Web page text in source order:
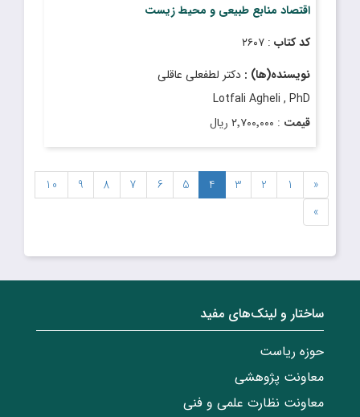
اقتصاد منابع طبیعی و محیط زیست
کد کتاب : ۲۶۰۷
نویسنده(ها) : دکتر لطفعلی عاقلی
Lotfali Agheli , PhD
قیمت : ۲٬۷۰۰٬۰۰۰ ریال
«
1
2
3
4
5
6
7
8
9
10
»
ساختار‌‌ و‌‌ لینک‌های مفید
حوزه ریاست
معاونت پژوهشی
معاونت نظارت علمی و فنی